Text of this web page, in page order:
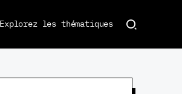
Explorez les thématiques